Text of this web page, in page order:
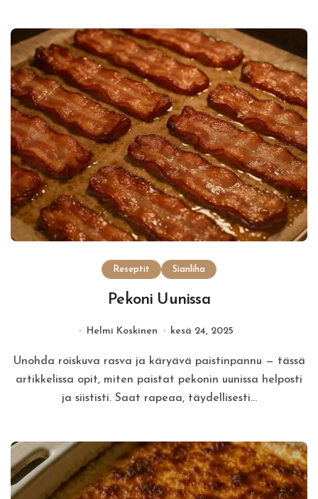
Reseptit Sianliha
Pekoni Uunissa
Helmi Koskinen kesä 24, 2025
Unohda roiskuva rasva ja käryävä paistinpannu — tässä
artikkelissa opit, miten paistat pekonin uunissa helposti
ja siististi. Saat rapeaa, täydellisesti…